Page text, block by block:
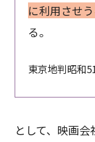
に利用させ
る。
東京地判昭和
として、映画